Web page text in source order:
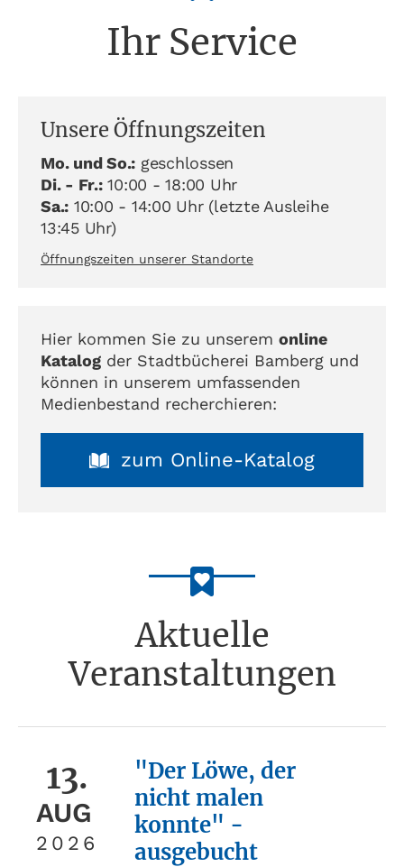
Ihr Service
Unsere Öffnungszeiten
Mo. und So.: geschlossen
Di. - Fr.:10:00 - 18:00 Uhr
Sa.: 10:00 - 14:00 Uhr (letzte Ausleihe
13:45 Uhr)
Öffnungszeiten unserer Standorte
Hier kommen Sie zu unserem online
Katalog der Stadtbücherei Bamberg und
können in unserem umfassenden
Medienbestand recherchieren:
zum Online-Katalog
Aktuelle
Veranstaltungen
13.
AUG
2026
"Der Löwe, der
nicht malen
konnte" -
ausgebucht